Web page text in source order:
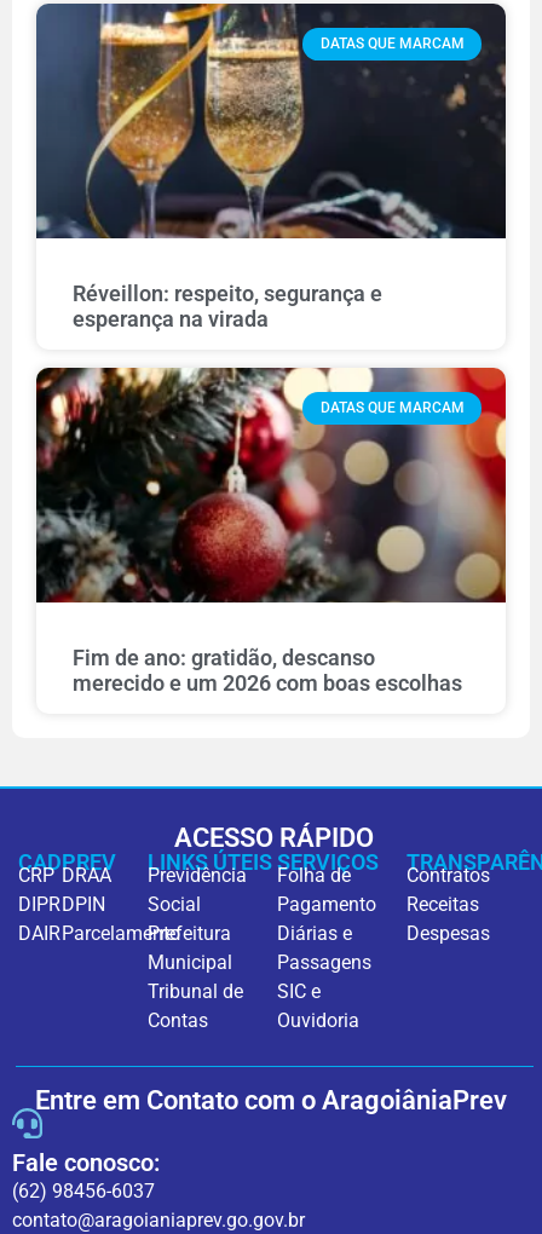
DATAS QUE MARCAM
Réveillon: respeito, segurança e
esperança na virada
DATAS QUE MARCAM
Fim de ano: gratidão, descanso
merecido e um 2026 com boas escolhas
ACESSO RÁPIDO
CADPREV
CRP
DIPR
DAIR
DRAA
DPIN
Parcelamento
LINKS ÚTEIS
Previdência
Social
Prefeitura
Municipal
Tribunal de
Contas
SERVIÇOS
Folha de
Pagamento
Diárias e
Passagens
SIC e
Ouvidoria
Contratos
Receitas
Despesas
Entre em Contato com o AragoiâniaPrev
Fale conosco:
(62) 98456-6037
contato@aragoianiaprev.go.gov.br